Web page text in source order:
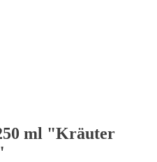
ml "Kräuter